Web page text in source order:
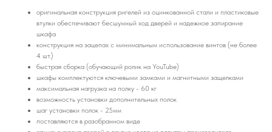
оригинальная конструкция ригелей из оцинкованной стали и пластиковые
втулки обеспечивают бесшумный ход дверей и надежное запирание
шкафа
конструкция на зацепах с минимальным использование винтов (не более
4 шт.)
быстрая сборка (обучающий ролик на YouTube)
шкафы комплектуются ключевыми замками и магнитными защелками
максимальная нагрузка на полку - 60 кг
возможность установки дополнительных полок
шаг установки полок - 25мм
поставляются в разобранном виде